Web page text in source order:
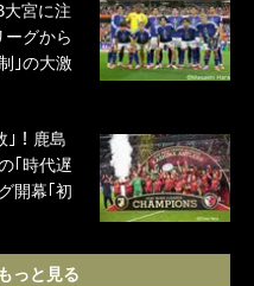
宮に注
ーグから
｣の大激
｣！鹿島
｢時代遅
開幕｢初
っと見る